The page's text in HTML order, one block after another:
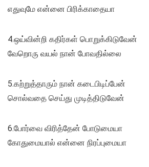
எதுவுமே என்னை பிரிக்காதையா
4.ஒய்வின்றி கதிர்கள் பொறுக்கிடுவேன்
வேறொரு வயல் நான் போவதில்லை
5.கற்றுத்தாரும் நான் கடைபிடிப்பேன்
சொல்வதை செய்து முடித்திடுவேன்
6.போர்வை விரித்தேன் போடுமையா
கோதுமையால் என்னை நிரப்புமையா